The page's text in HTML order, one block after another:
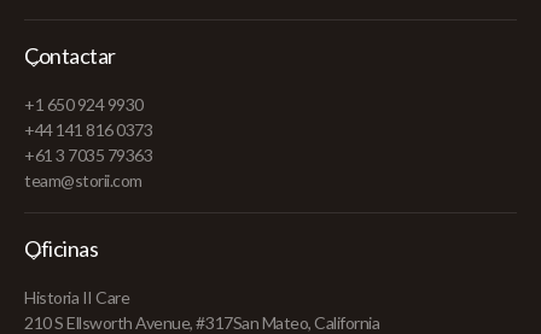
Contactar
+1 650 924 9930
+44 141 816 0373
+61 3 7035 79363
team@storii.com
Oficinas
Historia II Care
210 S Ellsworth Avenue, #317San Mateo, California